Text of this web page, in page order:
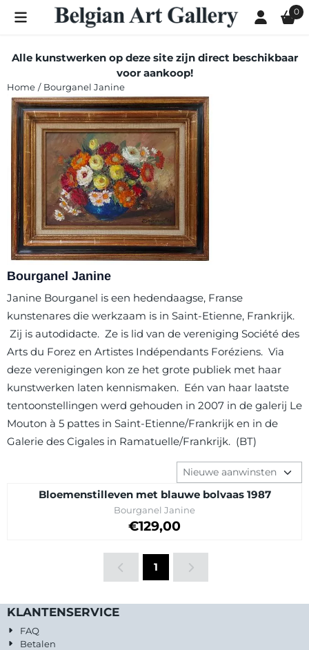
Cookievoorkeuren zijn momenteel gesloten. 0
Alle kunstwerken op deze site zijn direct beschikbaar
voor aankoop!
Home / Bourganel Janine
Bourganel Janine
Janine Bourganel is een hedendaagse, Franse
kunstenares die werkzaam is in Saint-Etienne, Frankrijk.
Zij is autodidacte. Ze is lid van de vereniging Société des
Arts du Forez en Artistes Indépendants Foréziens. Via
deze verenigingen kon ze het grote publiek met haar
kunstwerken laten kennismaken. Eén van haar laatste
tentoonstellingen werd gehouden in 2007 in de galerij Le
Mouton à 5 pattes in Saint-Etienne/Frankrijk en in de
Galerie des Cigales in Ramatuelle/Frankrijk. (BT)
Sorteermethode
Bloemenstilleven met blauwe bolvaas 1987
Merk:
Bourganel Janine
Prijs op aanvraag
€129,00
1
KLANTENSERVICE
FAQ
Betalen